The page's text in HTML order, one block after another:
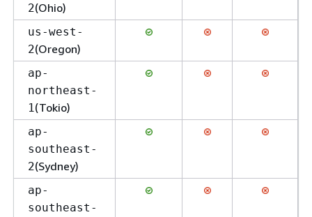
2(Ohio)
us-west-
2(Oregon)
ap-
northeast-
1(Tokio)
ap-
southeast-
2(Sydney)
ap-
southeast-